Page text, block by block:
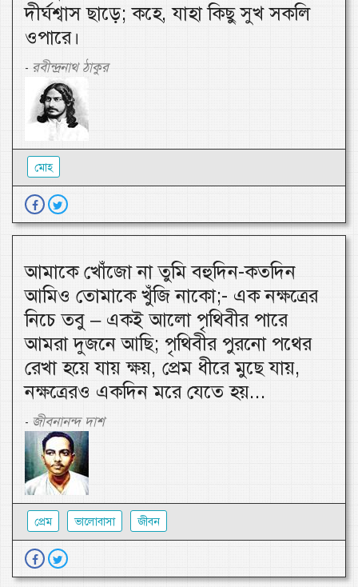
দীর্ঘশ্বাস ছাড়ে; কহে, যাহা কিছু সুখ সকলি
ওপারে।
- রবীন্দ্রনাথ ঠাকুর
মোহ
আমাকে খোঁজো না তুমি বহুদিন-কতদিন
আমিও তোমাকে খুঁজি নাকো;- এক নক্ষত্রের
নিচে তবু – একই আলো পৃথিবীর পারে
আমরা দুজনে আছি; পৃথিবীর পুরনো পথের
রেখা হয়ে যায় ক্ষয়, প্রেম ধীরে মুছে যায়,
নক্ষত্রেরও একদিন মরে যেতে হয়...
- জীবনানন্দ দাশ
প্রেম ভালোবাসা জীবন